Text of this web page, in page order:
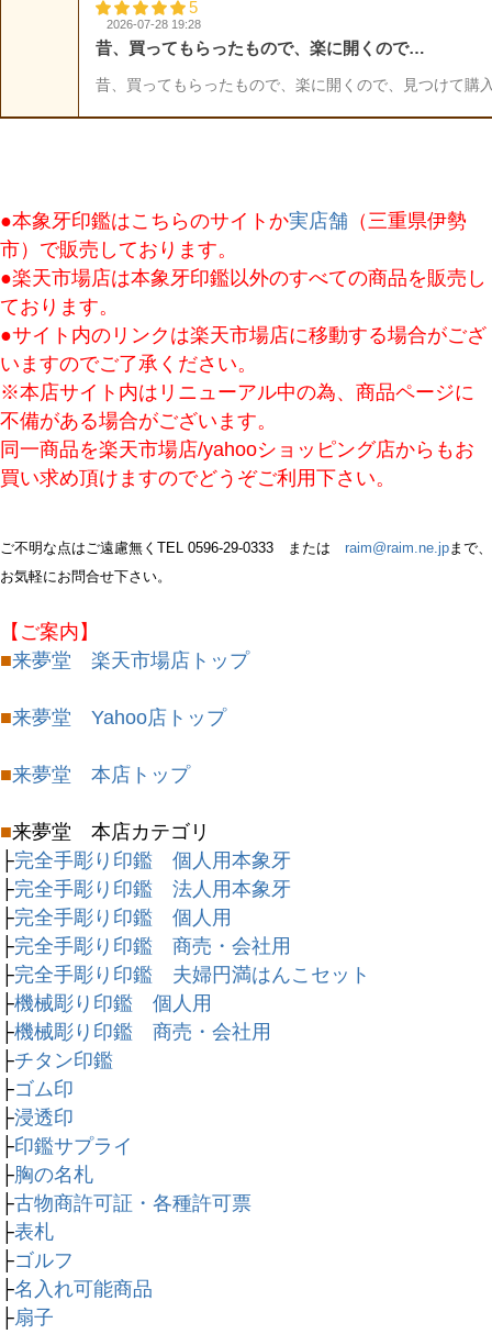
●本象牙印鑑はこちらのサイトか実店舗 （三重県伊勢
市）で販売しております。
●楽天市場店は本象牙印鑑以外のすべての商品を販売し
ております。
●サイト内のリンクは楽天市場店に移動する場合がござ
いますのでご了承ください。
※本店サイト内はリニューアル中の為、商品ページに
不備がある場合がございます。
同一商品を楽天市場店/yahooショッピング店からもお
買い求め頂けますのでどうぞご利用下さい。
ご不明な点はご遠慮無くTEL 0596-29-0333 または raim@raim.ne.jpまで、
お気軽にお問合せ下さい。
【ご案内】
■来夢堂 楽天市場店トップ
■来夢堂 Yahoo店トップ
■来夢堂 本店トップ
■来夢堂 本店カテゴリ
├完全手彫り印鑑 個人用本象牙
├完全手彫り印鑑 法人用本象牙
├完全手彫り印鑑 個人用
├完全手彫り印鑑 商売・会社用
├完全手彫り印鑑 夫婦円満はんこセット
├機械彫り印鑑 個人用
├機械彫り印鑑 商売・会社用
├チタン印鑑
├ゴム印
├浸透印
├印鑑サプライ
├胸の名札
├古物商許可証・各種許可票
├表札
├ゴルフ
├名入れ可能商品
├扇子